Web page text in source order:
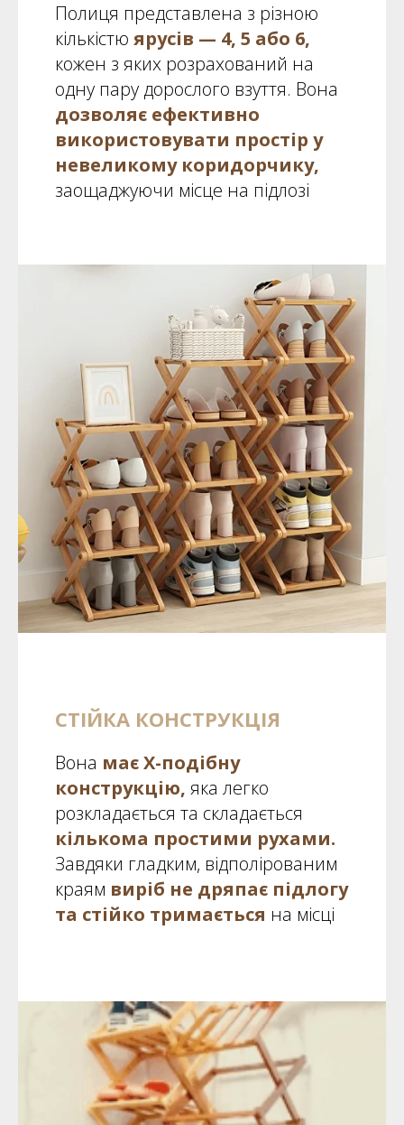
Полиця представлена з різною
кількістю ярусів — 4, 5 або 6,
кожен з яких розрахований на
одну пару дорослого взуття. Вона
дозволяє ефективно
використовувати простір у
невеликому коридорчику,
заощаджуючи місце на підлозі
СТІЙКА КОНСТРУКЦІЯ
Вона має Х-подібну
конструкцію, яка легко
розкладається та складається
кількома простими рухами.
Завдяки гладким, відполірованим
краям виріб не дряпає підлогу
та стійко тримається на місці